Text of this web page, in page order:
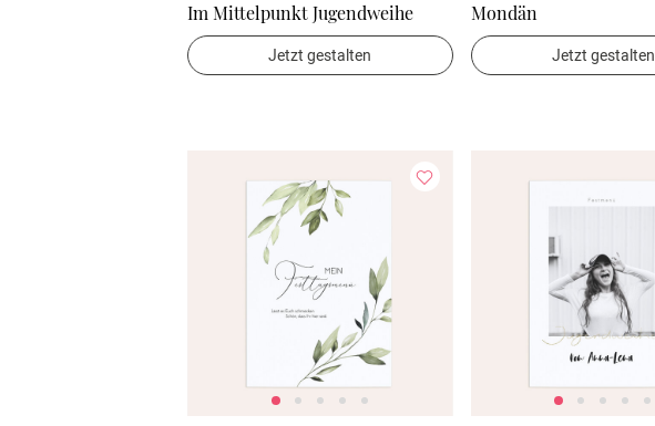
Im Mittelpunkt Jugendweihe
Jetzt gestalten
Mondän
Jetzt gestalten